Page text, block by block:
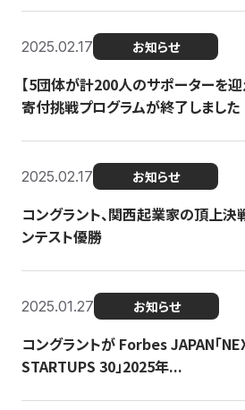
2025.02.17 お知らせ
【5団体が計200人のサポーターを迎
寄付挑戦プログラムが終了しました
2025.02.17 お知らせ
コングラント、関西起業家の頂上
ンテスト優勝
2025.01.27 お知らせ
コングラントが Forbes JAPAN「
STARTUPS 30」2025年...